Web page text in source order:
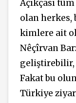
Açıkçası
olan herkes,
kimlere ait
Nêçîrvan
geliştirebilir,
Fakat bu
Türkiye